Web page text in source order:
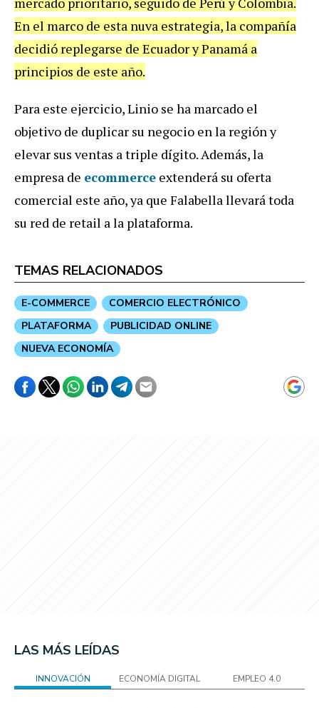
En el marco de esta nuva estrategia, la compañía
decidió replegarse de Ecuador y Panamá a
principios de este año.
Para este ejercicio, Linio se ha marcado el
objetivo de duplicar su negocio en la región y
elevar sus ventas a triple dígito. Además, la
empresa de ecommerce extenderá su oferta
comercial este año, ya que Falabella llevará toda
su red de retail a la plataforma.
TEMAS RELACIONADOS
E-COMMERCE
COMERCIO ELECTRÓNICO
PLATAFORMA
PUBLICIDAD ONLINE
NUEVA ECONOMÍA
LAS MÁS LEÍDAS
INNOVACIÓN ECONOMÍA DIGITAL EMPLEO 4.0